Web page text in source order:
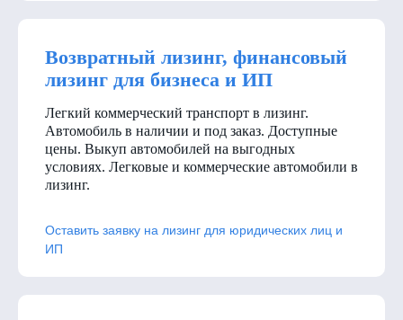
Возвратный лизинг, финансовый
лизинг для бизнеса и ИП
Легкий коммерческий транспорт в лизинг.
Автомобиль в наличии и под заказ. Доступные
цены. Выкуп автомобилей на выгодных
условиях. Легковые и коммерческие автомобили в
лизинг.
Оставить заявку на лизинг для юридических лиц и
ИП